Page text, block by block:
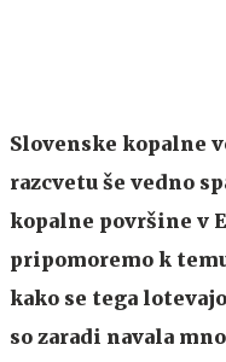
Slovenske kopalne
razcvetu še vedno
kopalne površine v
pripomoremo k
kako se tega
so zaradi navala